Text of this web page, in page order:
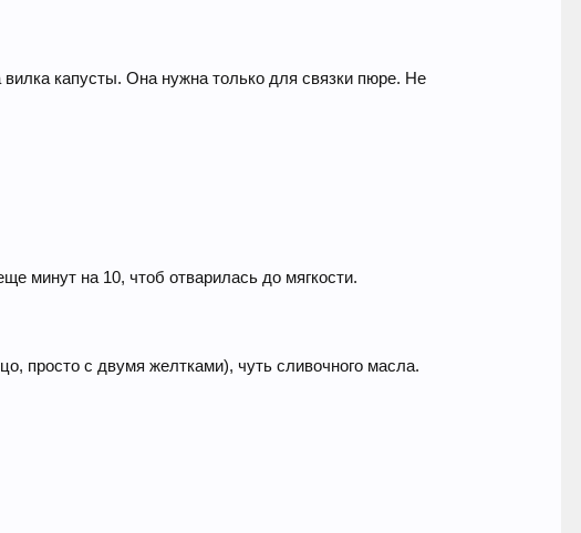
вилка капусты. Она нужна только для связки пюре. Не
минут на 10, чтоб отварилась до мягкости.
просто с двумя желтками), чуть сливочного масла.